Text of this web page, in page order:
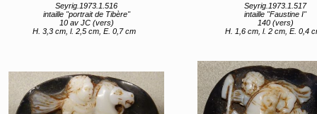
Seyrig.1973.1.516
intaille "portrait de Tibère"
10 av JC (vers)
H. 3,3 cm, l. 2,5 cm, E. 0,7 cm
Seyrig.1973.1.517
intaille "Faustine I"
140 (vers)
H. 1,6 cm, l. 2 cm, E. 0,4